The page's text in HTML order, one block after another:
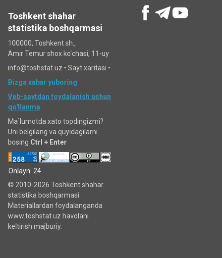
Toshkent shahar
statistika boshqarmasi
100000, Toshkent sh.,
Amir Temur shox ko'chasi, 11-uy
info@toshstat.uz • Sayt xaritasi •
Bizga xabar yuboring
Veb-saytdan foydalanish uchun
qo'llanma
Ma`lumotda xato topdingizmi?
Uni belgilang va quyidagilarni
bosing Ctrl + Enter
Onlayn: 24
© 2010-2026 Toshkent shahar
statistika boshqarmasi
Materiallardan foydalanganda
www.toshstat.uz havolani
keltirish majburiy.